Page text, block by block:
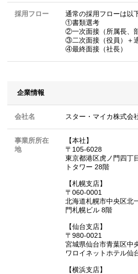
採用フロー
通常の採用フローは以
①書類選考
②一次面接（所属長、
③二次面接（役員）＋
④最終面接（社長）
企業情報
会社名 スター・マイカ株式会
事業所所在
地
【本社】
〒105-6028
東京都港区虎ノ門四丁
トタワー 28階
【札幌支店】
〒060-0001
北海道札幌市中央区北
門札幌ビル 8階
【仙台支店】
〒980-0021
宮城県仙台市青葉区中
ワロイネットホテル仙
【横浜支店】